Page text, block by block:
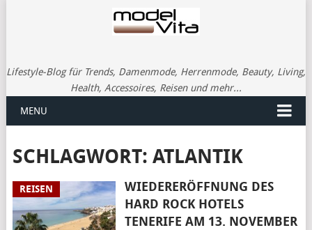
Lifestyle-Blog für Trends, Damenmode, Herrenmode, Beauty, Living,
Health, Accessoires, Reisen und mehr...
MENU
SCHLAGWORT: ATLANTIK
REISEN
WIEDERERÖFFNUNG DES
HARD ROCK HOTELS
TENERIFE AM 13. NOVEMBER